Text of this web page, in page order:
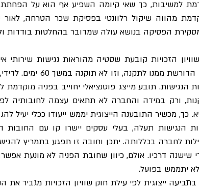
הפסיקה בנושא עולה שמדובר בהחלטות בודדות
יתממש בפועל.